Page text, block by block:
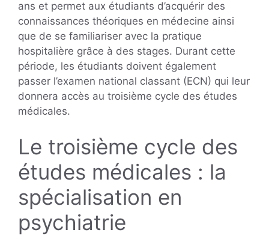
ans et permet aux étudiants d’acquérir des
connaissances théoriques en médecine ainsi
que de se familiariser avec la pratique
hospitalière grâce à des stages. Durant cette
période, les étudiants doivent également
passer l’examen national classant (ECN) qui leur
donnera accès au troisième cycle des études
médicales.
Le troisième cycle des
études médicales : la
spécialisation en
psychiatrie